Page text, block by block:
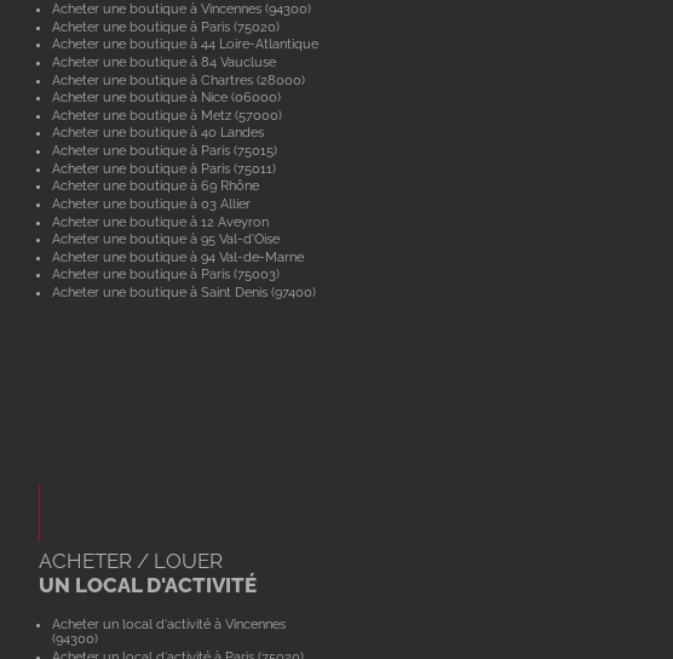
Acheter une boutique à Vincennes (94300)
Acheter une boutique à Paris (75020)
Acheter une boutique à 44 Loire-Atlantique
Acheter une boutique à 84 Vaucluse
Acheter une boutique à Chartres (28000)
Acheter une boutique à Nice (06000)
Acheter une boutique à Metz (57000)
Acheter une boutique à 40 Landes
Acheter une boutique à Paris (75015)
Acheter une boutique à Paris (75011)
Acheter une boutique à 69 Rhône
Acheter une boutique à 03 Allier
Acheter une boutique à 12 Aveyron
Acheter une boutique à 95 Val-d'Oise
Acheter une boutique à 94 Val-de-Marne
Acheter une boutique à Paris (75003)
Acheter une boutique à Saint Denis (97400)
ACHETER / LOUER
UN LOCAL D'ACTIVITÉ
Acheter un local d'activité à Vincennes
(94300)